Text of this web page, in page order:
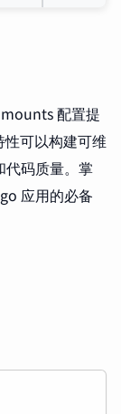
配置提
可以构建可维
代码质量。掌
应用的必备